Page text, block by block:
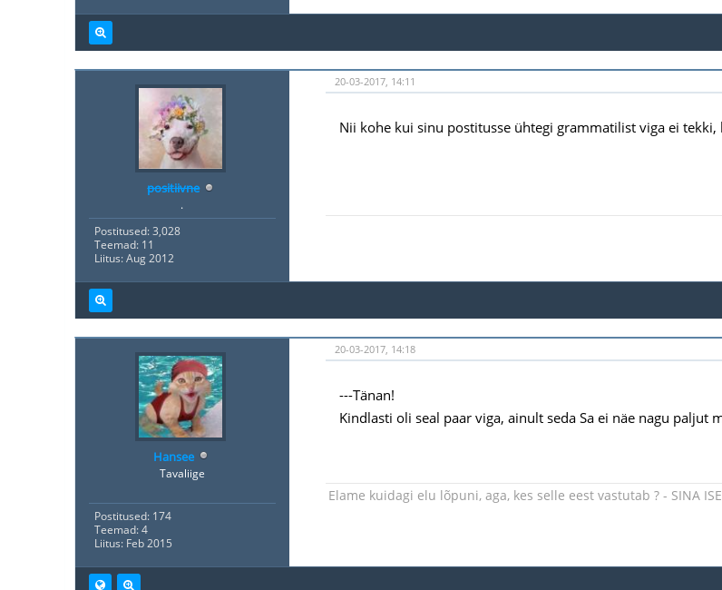
positiivne
.
Postitused: 3,028
Teemad: 11
Liitus: Aug 2012
20-03-2017, 14:11
Nii kohe kui sinu postitusse ühtegi grammatilist viga ei
Hansee
Tavaliige
Postitused: 174
Teemad: 4
Liitus: Feb 2015
20-03-2017, 14:18
---Tänan!
Kindlasti oli seal paar viga, ainult seda Sa ei näe nagu paljut
Elame kuidagi elu lõpuni, aga, kes selle eest vastutab ? - SINA